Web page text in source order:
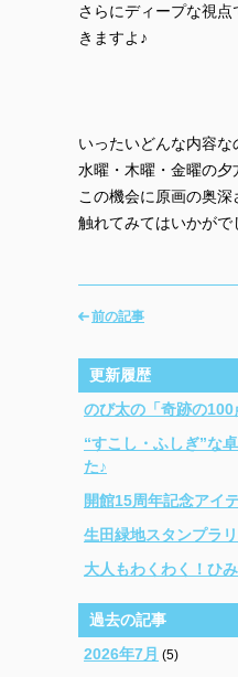
さらにディープな視
きますよ♪
いったいどんな内容な
水曜・木曜・金曜の夕
この機会に原画の奥深
触れてみてはいかがで
前の記事
更新履歴
のび太の「奇跡の100
“すこし・ふしぎ”な
た♪
開館15周年記念アイ
生田緑地スタンプラ
大人もわくわく！ひ
過去の記事
2026年7月 (5)